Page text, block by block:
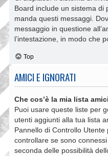
Board include un sistema di
manda questi messaggi.
messaggio in questione
l’intestazione, in modo che
Top
AMICI E IGNORATI
Che cos’è la mia lista
Puoi usare queste liste per
utenti aggiunti alla tua lista
Pannello di Controllo
controllare se sono
seconda delle possibilità